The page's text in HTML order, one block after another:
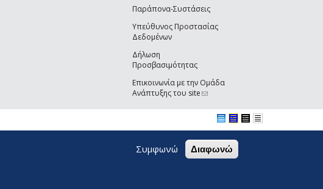
Παράπονα-Συστάσεις
Υπεύθυνος Προστασίας
Δεδομένων
Δήλωση
Προσβασιμότητας
Επικοινωνία με την Ομάδα
Ανάπτυξης του site(link sends e-mail)
Συμφωνώ Διαφωνώ